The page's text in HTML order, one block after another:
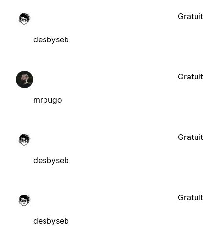
desbyseb
Gratuit
mrpugo
Gratuit
desbyseb
Gratuit
desbyseb
Gratuit